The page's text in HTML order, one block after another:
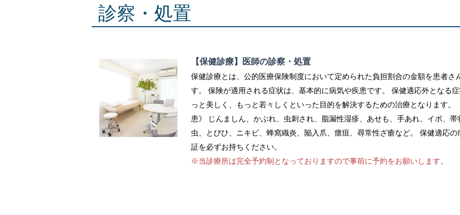
診察・処置
【保健診療】医師の診察・処置
保健診療とは、公的医療保険制度において定められた負担割合の金額を患者さ
す。 保険が適用される症状は、基本的に病気や疾患です。 保健適応外となる
っと美しく、もっと若々しくといった目的を解決するための治療となります。
患》 じんましん、かぶれ、虫刺され、脂漏性湿疹、あせも、手あれ、イボ、
虫、とびひ、ニキビ、蜂窩織炎、陥入爪、瘭疽、尋常性ざ瘡など。 保健適応
証を必ずお持ちください。
※当診療所は完全予約制となっておりますので事前に予約をお願いします。